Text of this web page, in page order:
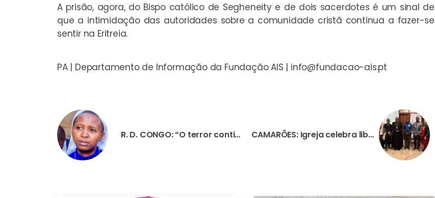
A prisão, agora, do Bispo católico de Segheneity e de dois sacerdotes é um sinal de
que a intimidação das autoridades sobre a comunidade cristã continua a fazer-se
sentir na Eritreia.
PA | Departamento de Informação da Fundação AIS | info@fundacao-ais.pt
R. D. CONGO: “O terror continua”, diz padre comboniano após ataque de jihadistas a hospital em que morreu uma irmã CAMARÕES: Igreja celebra libertação de cinco padres, três leigos e uma irmã raptados há seis semanas